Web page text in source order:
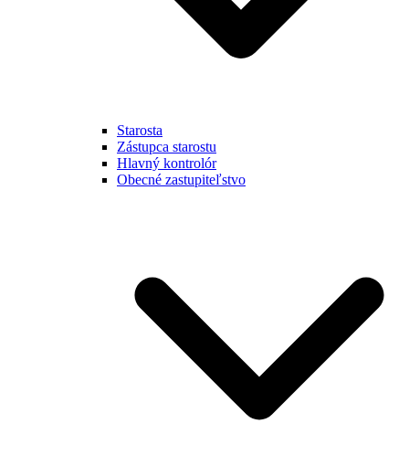
Starosta
Zástupca starostu
Hlavný kontrolór
Obecné zastupiteľstvo